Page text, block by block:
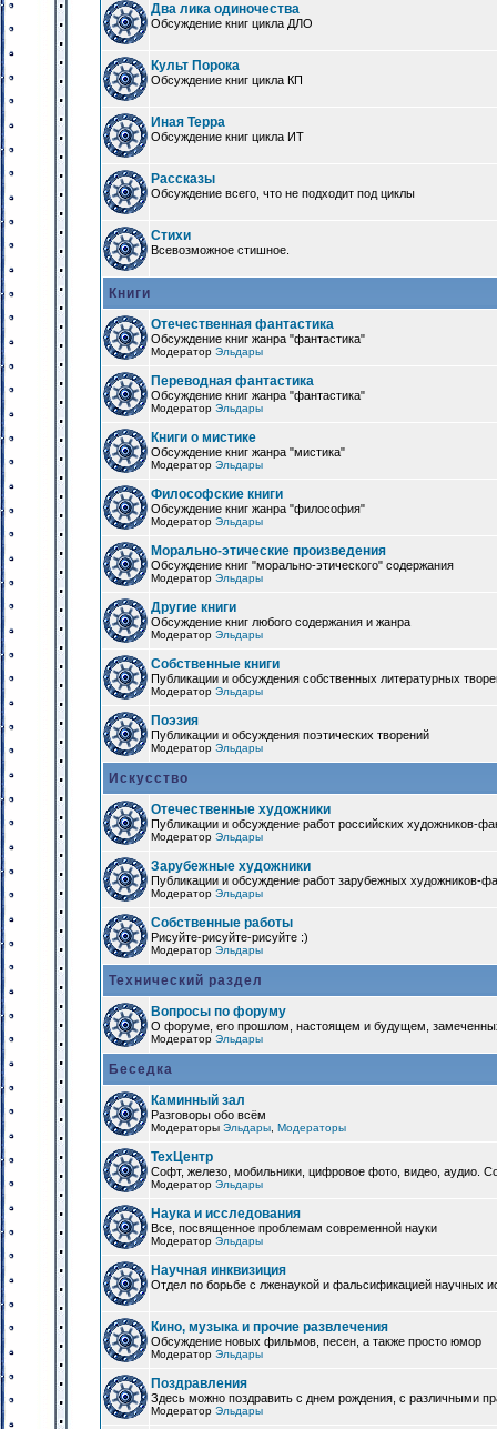
Два лика одиночества
Обсуждение книг цикла ДЛО
Культ Порока
Обсуждение книг цикла КП
Иная Терра
Обсуждение книг цикла ИТ
Рассказы
Обсуждение всего, что не подходит под циклы
Стихи
Всевозможное стишное.
Книги
Отечественная фантастика
Обсуждение книг жанра "фантастика"
Модератор Эльдары
Переводная фантастика
Обсуждение книг жанра "фантастика"
Модератор Эльдары
Книги о мистике
Обсуждение книг жанра "мистика"
Модератор Эльдары
Философские книги
Обсуждение книг жанра "философия"
Модератор Эльдары
Морально-этические произведения
Обсуждение книг "морально-этического" содержания
Модератор Эльдары
Другие книги
Обсуждение книг любого содержания и жанра
Модератор Эльдары
Собственные книги
Публикации и обсуждения собственных литературных
Модератор Эльдары
Поэзия
Публикации и обсуждения поэтических творений
Модератор Эльдары
Искусство
Отечественные художники
Публикации и обсуждение работ российских художников-
Модератор Эльдары
Зарубежные художники
Публикации и обсуждение работ зарубежных художников-
Модератор Эльдары
Собственные работы
Рисуйте-рисуйте-рисуйте :)
Модератор Эльдары
Технический раздел
Вопросы по форуму
О форуме, его прошлом, настоящем и будущем,
Модератор Эльдары
Беседка
Каминный зал
Разговоры обо всём
Модераторы Эльдары Модераторы
ТехЦентр
Софт, железо, мобильники, цифровое фото, видео, аудио.
Модератор Эльдары
Наука и исследования
Все, посвященное проблемам современной науки
Модератор Эльдары
Научная инквизиция
Отдел по борьбе с лженаукой и фальсификацией научных
Кино, музыка и прочие развлечения
Обсуждение новых фильмов, песен, а также просто юмор
Модератор Эльдары
Поздравления
Здесь можно поздравить с днем рождения, с различными
Модератор Эльдары